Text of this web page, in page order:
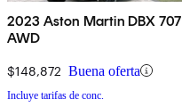
2023 Aston Martin DBX 707
AWD
$148,872 Buena oferta
Incluye tarifas de conc.